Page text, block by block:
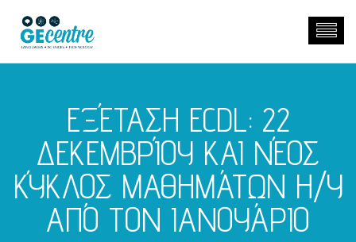
ΕΞΈΤΑΣΗ ECDL: 22
ΔΕΚΕΜΒΡΊΟΥ ΚΑΙ ΝΈΟΣ
ΚΎΚΛΟΣ ΜΑΘΗΜΆΤΩΝ Η/Y
ΑΠΌ ΤΟΝ ΙΑΝΟΥΆΡΙΟ